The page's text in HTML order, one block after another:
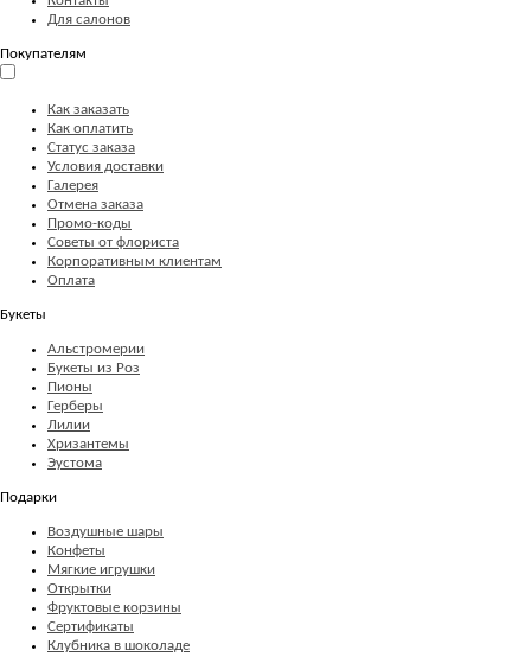
Для салонов
Покупателям
Как заказать
Как оплатить
Статус заказа
Условия доставки
Галерея
Отмена заказа
Промо-коды
Советы от флориста
Корпоративным клиентам
Оплата
Букеты
Альстромерии
Букеты из Роз
Пионы
Герберы
Лилии
Хризантемы
Эустома
Подарки
Воздушные шары
Конфеты
Мягкие игрушки
Открытки
Фруктовые корзины
Сертификаты
Клубника в шоколаде